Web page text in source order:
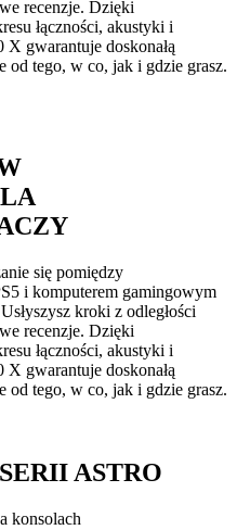
recenzje. Dzięki
łączności, akustyki i
gwarantuje doskonałą
od tego, w co, jak i gdzie grasz.
się pomiędzy
i komputerem gamingowym
kroki z odległości
recenzje. Dzięki
łączności, akustyki i
gwarantuje doskonałą
od tego, w co, jak i gdzie grasz.
ASTRO
konsolach